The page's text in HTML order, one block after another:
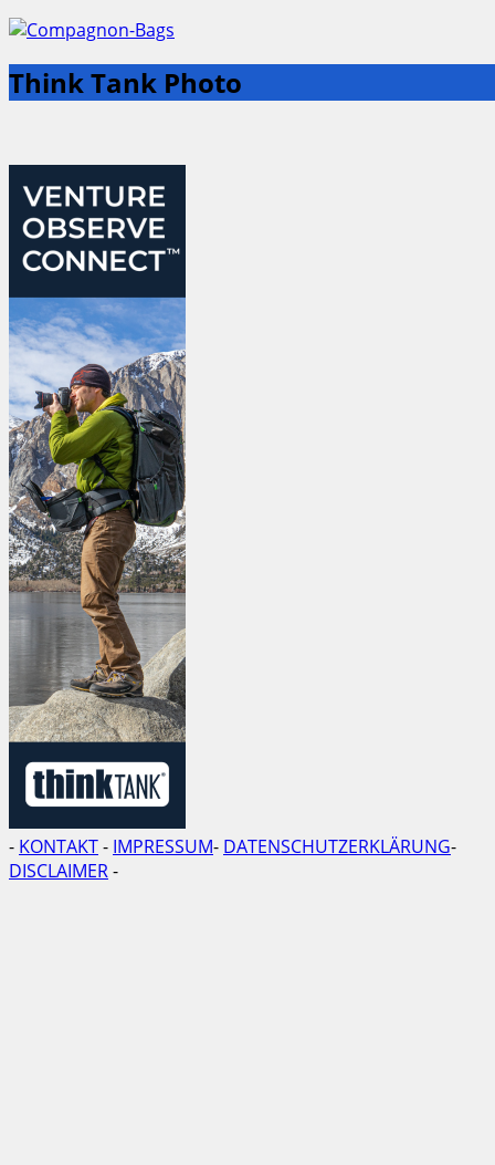
Think Tank Photo
- KONTAKT- IMPRESSUM- DATENSCHUTZERKLÄRUNG-
DISCLAIMER-